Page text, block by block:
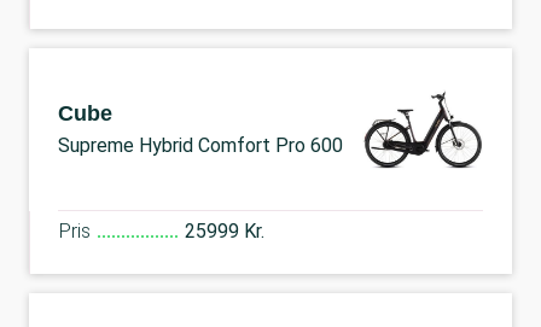
Cube
Supreme Hybrid Comfort Pro 600
Pris 25999 Kr.